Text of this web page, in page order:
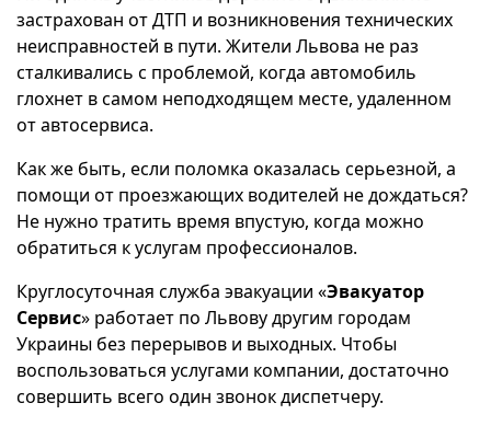
застрахован от ДТП и возникновения технических
неисправностей в пути. Жители Львова не раз
сталкивались с проблемой, когда автомобиль
глохнет в самом неподходящем месте, удаленном
от автосервиса.
Как же быть, если поломка оказалась серьезной, а
помощи от проезжающих водителей не дождаться?
Не нужно тратить время впустую, когда можно
обратиться к услугам профессионалов.
Круглосуточная служба эвакуации «Эвакуатор
Сервис» работает по Львову другим городам
Украины без перерывов и выходных. Чтобы
воспользоваться услугами компании, достаточно
совершить всего один звонок диспетчеру.